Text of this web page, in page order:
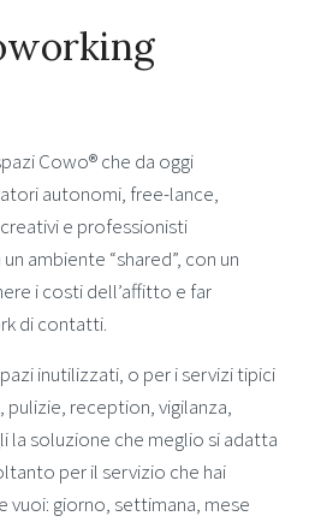
Cowo® che da oggi
autonomi, free-lance,
e professionisti
ambiente “shared”, con un
i costi dell’affitto e far
di contatti.
inutilizzati, o per i servizi tipici
pulizie, reception, vigilanza,
la soluzione che meglio si adatta
per il servizio che hai
vuoi: giorno, settimana, mese